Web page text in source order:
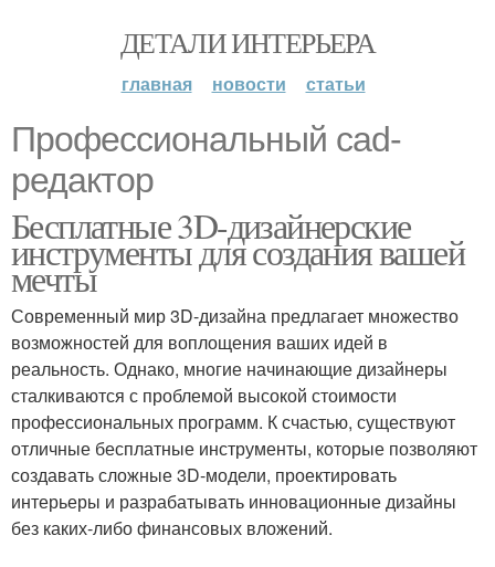
ДЕТАЛИ ИНТЕРЬЕРА
главная новости статьи
Профессиональный cad-
редактор
Бесплатные 3D-дизайнерские
инструменты для создания вашей
мечты
Современный мир 3D-дизайна предлагает множество
возможностей для воплощения ваших идей в
реальность. Однако, многие начинающие дизайнеры
сталкиваются с проблемой высокой стоимости
профессиональных программ. К счастью, существуют
отличные бесплатные инструменты, которые позволяют
создавать сложные 3D-модели, проектировать
интерьеры и разрабатывать инновационные дизайны
без каких-либо финансовых вложений.